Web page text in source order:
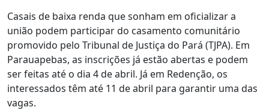
Casais de baixa renda que sonham em oficializar a
união podem participar do casamento comunitário
promovido pelo Tribunal de Justiça do Pará (TJPA). Em
Parauapebas, as inscrições já estão abertas e podem
ser feitas até o dia 4 de abril. Já em Redenção, os
interessados têm até 11 de abril para garantir uma das
vagas.